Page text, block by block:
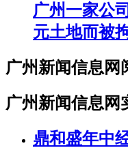
广州一家公
元土地而被
广州新闻信息网
广州新闻信息网
鼎和盛年中